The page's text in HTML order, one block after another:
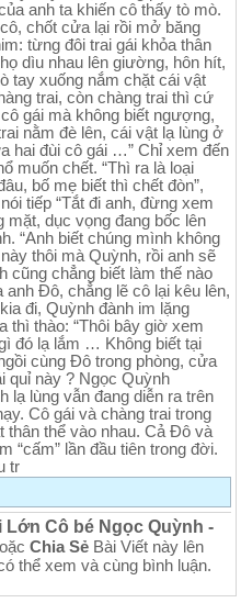
anh ta khiến cô thấy tò mò.
chốt cửa lại rồi mở băng
từng đôi trai gái khỏa thân
dìu nhau lên giường, hôn hít,
tay xuống nắm chặt cái vật
trai, còn chàng trai thì cứ
gái mà không biết ngượng,
nằm đè lên, cái vật lạ lùng ở
hai đùi cô gái …” Chỉ xem đến
muốn chết. “Thì ra là loại
bố mẹ biết thì chết đòn”,
tiếp “Tắt đi anh, đừng xem
mặt, dục vọng đang bốc lên
“Anh biết chúng mình không
thôi mà Quỳnh, rồi anh sẽ
cũng chẳng biết làm thế nào
Đô, chẳng lẽ cô lại kêu lên,
đi, Quỳnh đành im lặng
thì thào: “Thôi bây giờ xem
đó lạ lắm … Không biết tại
cùng Đô trong phòng, cửa
quỉ này ? Ngọc Quỳnh
lạ lùng vẫn đang diễn ra trên
Cô gái và chàng trai trong
thân thể vào nhau. Cả Đô và
“cấm” lần đầu tiên trong đời.
tr
Cô bé Ngọc Quỳnh -
Chia Sẻ Bài Viết này lên
thể xem và cùng bình luận.